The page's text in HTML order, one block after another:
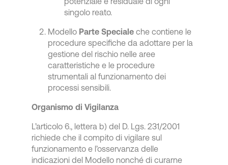
singolo reato.
Modello Parte Speciale che contiene le
procedure specifiche da adottare per la
gestione del rischio nelle aree
caratteristiche e le procedure
strumentali al funzionamento dei
processi sensibili.
Organismo di Vigilanza
L’articolo 6., lettera b) del D. Lgs. 231/2001
richiede che il compito di vigilare sul
funzionamento e l’osservanza delle
indicazioni del Modello nonché di curarne